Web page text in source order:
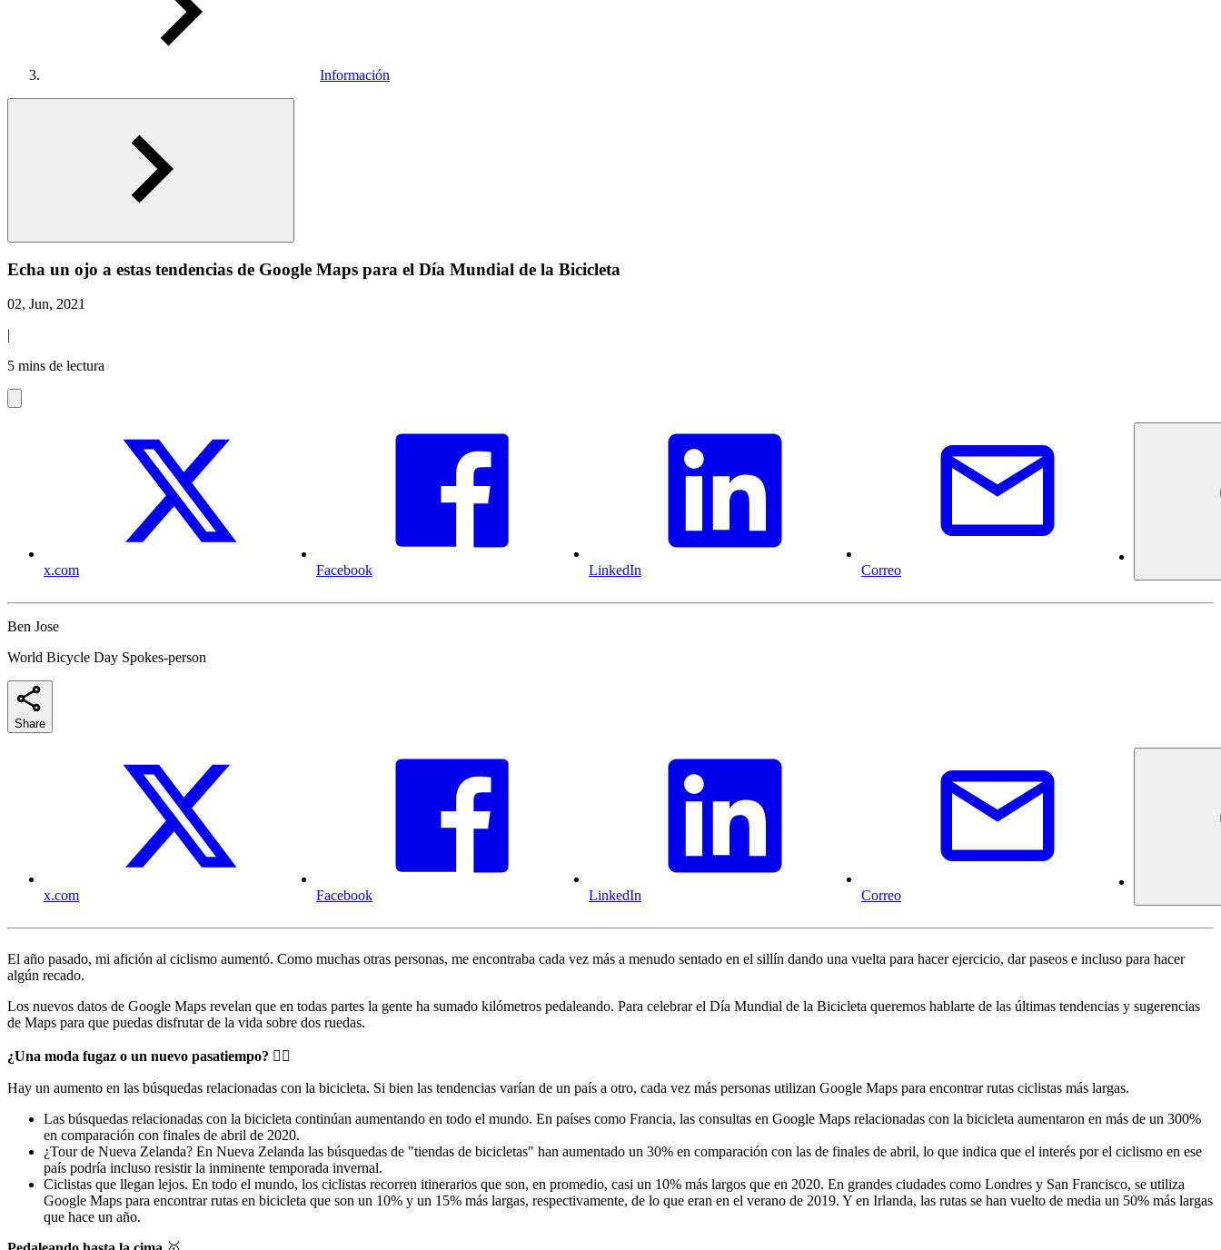
Información
Echa un ojo a estas tendencias de Google Maps para el Día Mundial de la Bicicleta
02, Jun, 2021
|
5 mins de lectura
x.com Facebook LinkedIn Correo
Ben Jose
World Bicycle Day Spokes-person
Share
x.com Facebook LinkedIn Correo
El año pasado, mi afición al ciclismo aumentó. Como muchas otras personas, me encontraba cada vez más a menudo sentado en el sillín dando una vuelta para hacer ejercicio, dar paseos e incluso para hacer
algún recado.
Los nuevos datos de Google Maps revelan que en todas partes la gente ha sumado kilómetros pedaleando. Para celebrar el Día Mundial de la Bicicleta queremos hablarte de las últimas tendencias y sugerencias
de Maps para que puedas disfrutar de la vida sobre dos ruedas.
¿Una moda fugaz o un nuevo pasatiempo? 🚴‍♀️
Hay un aumento en las búsquedas relacionadas con la bicicleta. Si bien las tendencias varían de un país a otro, cada vez más personas utilizan Google Maps para encontrar rutas ciclistas más largas.
Las búsquedas relacionadas con la bicicleta continúan aumentando en todo el mundo. En países como Francia, las consultas en Google Maps relacionadas con la bicicleta aumentaron en más de un 300%
en comparación con finales de abril de 2020.
¿Tour de Nueva Zelanda? En Nueva Zelanda las búsquedas de "tiendas de bicicletas" han aumentado un 30% en comparación con las de finales de abril, lo que indica que el interés por el ciclismo en ese
país podría incluso resistir la inminente temporada invernal.
Ciclistas que llegan lejos. En todo el mundo, los ciclistas recorren itinerarios que son, en promedio, casi un 10% más largos que en 2020. En grandes ciudades como Londres y San Francisco, se utiliza
Google Maps para encontrar rutas en bicicleta que son un 10% y un 15% más largas, respectivamente, de lo que eran en el verano de 2019. Y en Irlanda, las rutas se han vuelto de media un 50% más largas
que hace un año.